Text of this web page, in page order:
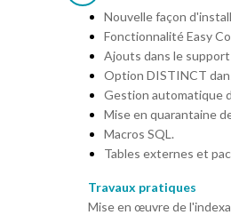
Nouvelle façon
Fonctionnalité Easy
Ajouts dans le
Option DISTINCT
Gestion automatique
Mise en quarantaine
Macros SQL.
Tables externes et
Travaux pratiques
Mise en œuvre de